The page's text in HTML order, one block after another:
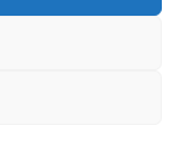
- Avenida